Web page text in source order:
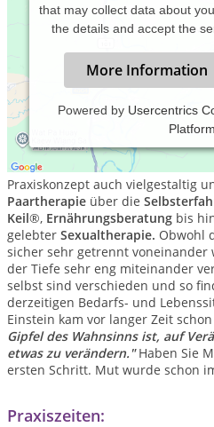
that may collect data about
the details and accept the
More Information
Powered by Usercentrics
Platform
Das Leben ist veränderlich und so
einzelnen Lebensabschnitte. In
ich Sie durch diese Vielfalt an
Praxiskonzept auch vielgestaltig
Paartherapie über die
Keil®, Ernährungsberatung bis
gelebter Sexualtherapie. Obwohl
sicher sehr getrennt voneinander
der Tiefe sehr eng miteinander
selbst sind verschieden und so
derzeitigen Bedarfs- und
Einstein kam vor langer Zeit
Gipfel des Wahnsinns ist, auf
etwas zu verändern."Haben Sie
ersten Schritt. Mut wurde schon
Praxiszeiten: